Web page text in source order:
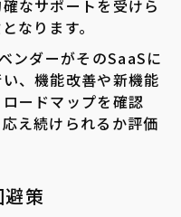
なサポートを受けら
なります。
ンダーがそのSaaSに
、機能改善や新機能
ードマップを確認
え続けられるか評価
策